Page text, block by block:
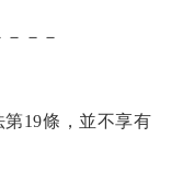
－－
19條，並不享有